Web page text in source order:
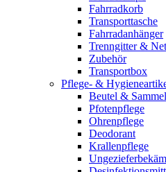
Fahrradkorb
Transporttasche
Fahrradanhänger
Trenngitter &
Zubehör
Transportbox
Pflege- &
Beutel &
Pfotenpflege
Ohrenpflege
Deodorant
Krallenpflege